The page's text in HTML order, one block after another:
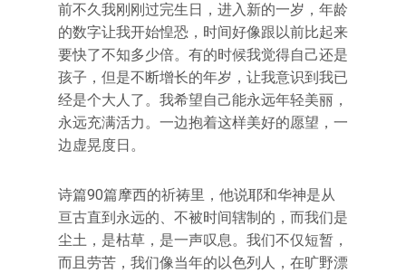
前不久我刚刚过完生日，进入新的一岁，年龄
的数字让我开始惶恐，时间好像跟以前比起来
要快了不知多少倍。有的时候我觉得自己还是
孩子，但是不断增长的年岁，让我意识到我已
经是个大人了。我希望自己能永远年轻美丽，
永远充满活力。一边抱着这样美好的愿望，一
边虚晃度日。
诗篇90篇摩西的祈祷里，他说耶和华神是从
亘古直到永远的、不被时间辖制的，而我们是
尘土，是枯草，是一声叹息。我们不仅短暂，
而且劳苦，我们像当年的以色列人，在旷野漂